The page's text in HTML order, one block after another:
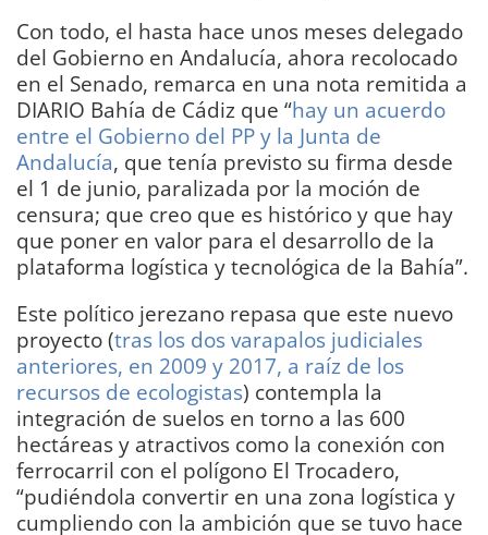
Con todo, el hasta hace unos meses delegado
del Gobierno en Andalucía, ahora recolocado
en el Senado, remarca en una nota remitida a
DIARIO Bahía de Cádiz que “hay un acuerdo
entre el Gobierno del PP y la Junta de
Andalucía, que tenía previsto su firma desde
el 1 de junio, paralizada por la moción de
censura; que creo que es histórico y que hay
que poner en valor para el desarrollo de la
plataforma logística y tecnológica de la Bahía”.
Este político jerezano repasa que este nuevo
proyecto (tras los dos varapalos judiciales
anteriores, en 2009 y 2017, a raíz de los
recursos de ecologistas) contempla la
integración de suelos en torno a las 600
hectáreas y atractivos como la conexión con
ferrocarril con el polígono El Trocadero,
“pudiéndola convertir en una zona logística y
cumpliendo con la ambición que se tuvo hace